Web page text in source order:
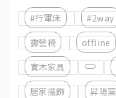
#行軍床 #2way
露營椅
offline
實木家具
居家擺飾
昇陽窯